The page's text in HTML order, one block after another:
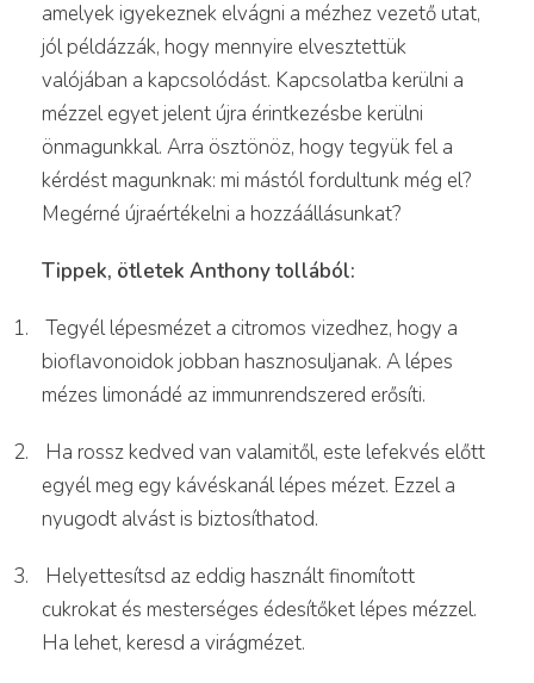
amelyek igyekeznek elvágni a mézhez vezető utat,
jól példázzák, hogy mennyire elvesztettük
valójában a kapcsolódást. Kapcsolatba kerülni a
mézzel egyet jelent újra érintkezésbe kerülni
önmagunkkal. Arra ösztönöz, hogy tegyük fel a
kérdést magunknak: mi mástól fordultunk még el?
Megérné újraértékelni a hozzáállásunkat?
Tippek, ötletek Anthony tollából:
1.
Tegyél lépesmézet a citromos vizedhez, hogy a
bioflavonoidok jobban hasznosuljanak. A lépes
mézes limonádé az immunrendszered erősíti.
2.
Ha rossz kedved van valamitől, este lefekvés előtt
egyél meg egy kávéskanál lépes mézet. Ezzel a
nyugodt alvást is biztosíthatod.
3.
Helyettesítsd az eddig használt finomított
cukrokat és mesterséges édesítőket lépes mézzel.
Ha lehet, keresd a virágmézet.